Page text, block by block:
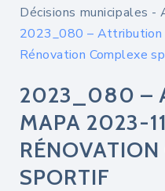
Décisions municipales -
2023_080 –
Rénovation Complexe
2023_080 –
MAPA 2023-
SPORTIF